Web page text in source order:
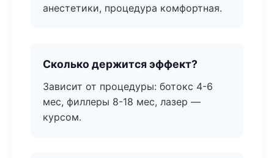
анестетики, процедура комфортная.
Сколько держится эффект?
Зависит от процедуры: ботокс 4-6
мес, филлеры 8-18 мес, лазер —
курсом.